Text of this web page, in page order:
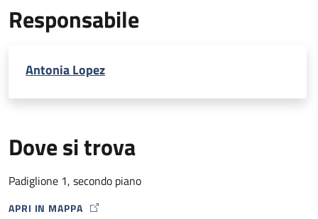
Responsabile
Antonia Lopez
Dove si trova
Padiglione 1, secondo piano
APRI IN MAPPA
MAP ICON